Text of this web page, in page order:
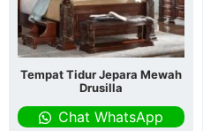
Tempat Tidur Jepara Mewah
Drusilla
Chat WhatsApp